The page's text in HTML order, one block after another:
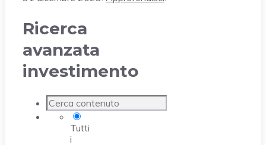
Ricerca
avanzata
investimento
Tutti
i